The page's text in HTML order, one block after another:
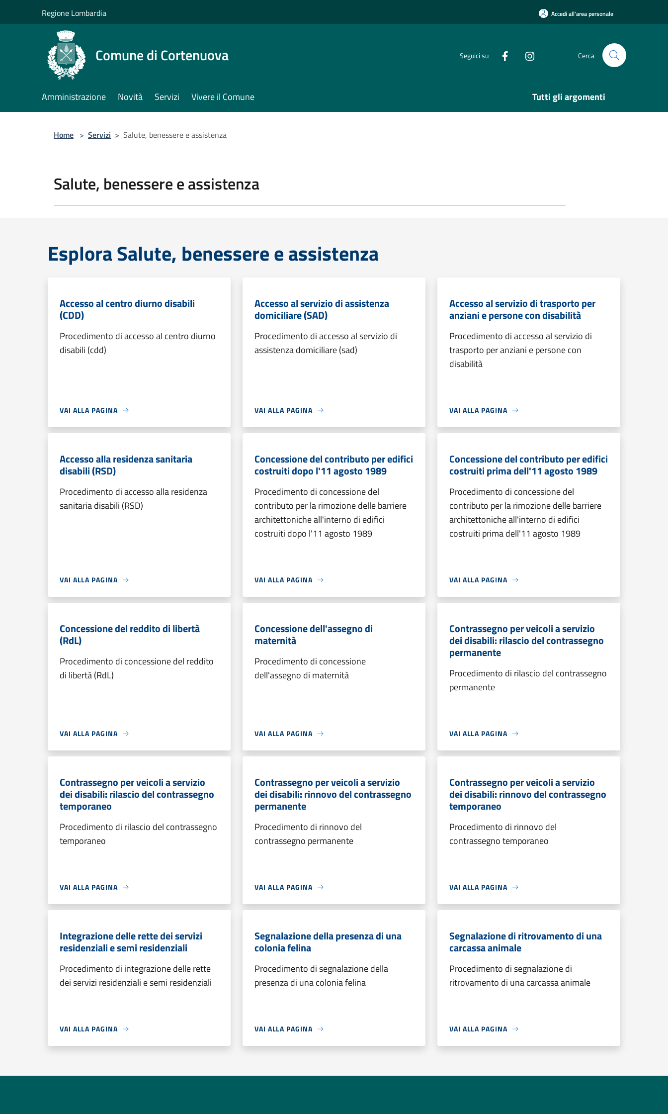
Regione Lombardia Accedi all'area personale
Comune di Cortenuova Seguici su Cerca
Amministrazione Novità Servizi Vivere il Comune Tutti gli argomenti
Home > Servizi > Salute, benessere e assistenza
Salute, benessere e assistenza
Esplora Salute, benessere e assistenza
Accesso al centro diurno disabili
(CDD)
Procedimento di accesso al centro diurno
disabili (cdd)
VAI ALLA PAGINA
Accesso al servizio di assistenza
domiciliare (SAD)
Procedimento di accesso al servizio di
assistenza domiciliare (sad)
VAI ALLA PAGINA
Accesso al servizio di trasporto per
anziani e persone con disabilità
Procedimento di accesso al servizio di
trasporto per anziani e persone con
disabilità
VAI ALLA PAGINA
Accesso alla residenza sanitaria
disabili (RSD)
Procedimento di accesso alla residenza
sanitaria disabili (RSD)
VAI ALLA PAGINA
Concessione del contributo per edifici
costruiti dopo l'11 agosto 1989
Procedimento di concessione del
contributo per la rimozione delle barriere
architettoniche all'interno di edifici
costruiti dopo l'11 agosto 1989
VAI ALLA PAGINA
Concessione del contributo per edifici
costruiti prima dell'11 agosto 1989
Procedimento di concessione del
contributo per la rimozione delle barriere
architettoniche all'interno di edifici
costruiti prima dell'11 agosto 1989
VAI ALLA PAGINA
Concessione del reddito di libertà
(RdL)
Procedimento di concessione del reddito
di libertà (RdL)
VAI ALLA PAGINA
Concessione dell'assegno di
maternità
Procedimento di concessione
dell'assegno di maternità
VAI ALLA PAGINA
Contrassegno per veicoli a servizio
dei disabili: rilascio del contrassegno
permanente
Procedimento di rilascio del contrassegno
permanente
VAI ALLA PAGINA
Contrassegno per veicoli a servizio
dei disabili: rilascio del contrassegno
temporaneo
Procedimento di rilascio del contrassegno
temporaneo
VAI ALLA PAGINA
Contrassegno per veicoli a servizio
dei disabili: rinnovo del contrassegno
permanente
Procedimento di rinnovo del
contrassegno permanente
VAI ALLA PAGINA
Contrassegno per veicoli a servizio
dei disabili: rinnovo del contrassegno
temporaneo
Procedimento di rinnovo del
contrassegno temporaneo
VAI ALLA PAGINA
Integrazione delle rette dei servizi
residenziali e semi residenziali
Procedimento di integrazione delle rette
dei servizi residenziali e semi residenziali
VAI ALLA PAGINA
Segnalazione della presenza di una
colonia felina
Procedimento di segnalazione della
presenza di una colonia felina
VAI ALLA PAGINA
Segnalazione di ritrovamento di una
carcassa animale
Procedimento di segnalazione di
ritrovamento di una carcassa animale
VAI ALLA PAGINA